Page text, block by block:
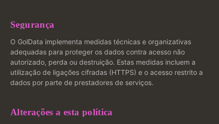
Segurança
O GolData implementa medidas técnicas e organizativas
adequadas para proteger os dados contra acesso não
autorizado, perda ou destruição. Estas medidas incluem a
utilização de ligações cifradas (HTTPS) e o acesso restrito a
dados por parte de prestadores de serviços.
Alterações a esta política